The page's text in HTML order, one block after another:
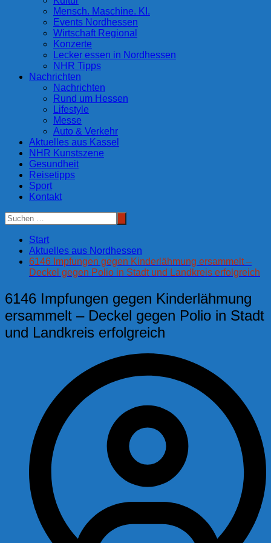
Mensch. Maschine. KI.
Events Nordhessen
Wirtschaft Regional
Konzerte
Lecker essen in Nordhessen
NHR Tipps
Nachrichten
Nachrichten
Rund um Hessen
Lifestyle
Messe
Auto & Verkehr
Aktuelles aus Kassel
NHR Kunstszene
Gesundheit
Reisetipps
Sport
Kontakt
Start
Aktuelles aus Nordhessen
6146 Impfungen gegen Kinderlähmung ersammelt –
Deckel gegen Polio in Stadt und Landkreis erfolgreich
6146 Impfungen gegen Kinderlähmung
ersammelt – Deckel gegen Polio in Stadt
und Landkreis erfolgreich